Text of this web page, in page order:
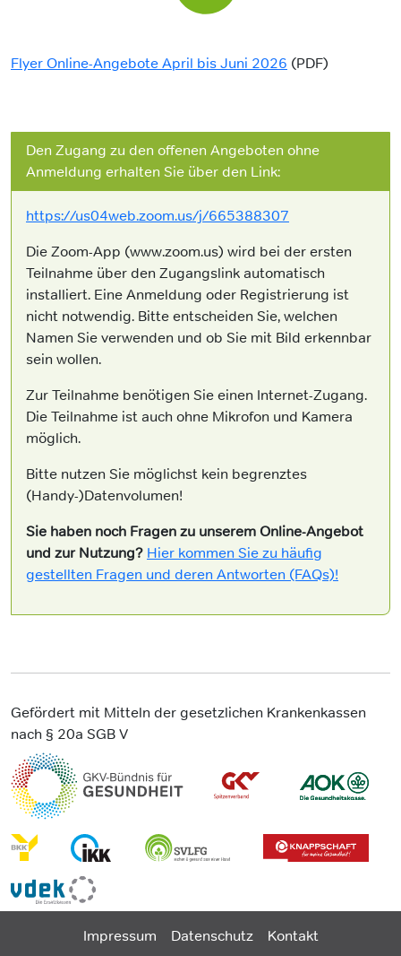
Flyer Online-Angebote April bis Juni 2026 (PDF)
Den Zugang zu den offenen Angeboten ohne
Anmeldung erhalten Sie über den Link:
https://us04web.zoom.us/j/665388307
Die Zoom-App (www.zoom.us) wird bei der ersten
Teilnahme über den Zugangslink automatisch
installiert. Eine Anmeldung oder Registrierung ist
nicht notwendig. Bitte entscheiden Sie, welchen
Namen Sie verwenden und ob Sie mit Bild erkennbar
sein wollen.
Zur Teilnahme benötigen Sie einen Internet-Zugang.
Die Teilnahme ist auch ohne Mikrofon und Kamera
möglich.
Bitte nutzen Sie möglichst kein begrenztes
(Handy-)Datenvolumen!
Sie haben noch Fragen zu unserem Online-Angebot
und zur Nutzung? Hier kommen Sie zu häufig
gestellten Fragen und deren Antworten (FAQs)!
Gefördert mit Mitteln der gesetzlichen Krankenkassen
nach § 20a SGB V
Impressum Datenschutz Kontakt